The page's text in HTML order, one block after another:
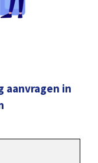
aanvragen in